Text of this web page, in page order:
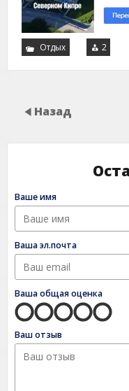
Отдых 2
Назад
Ваше имя
Ваша эл.почта
Ваша общая оценка
Ваш отзыв